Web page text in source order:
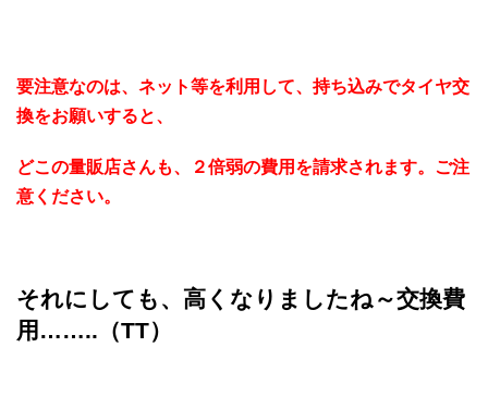
要注意なのは、ネット等を利用して、持ち込みでタイヤ交
換をお願いすると、
どこの量販店さんも、２倍弱の費用を請求されます。ご注
意ください。
それにしても、高くなりましたね～交換費
用……..（TT）